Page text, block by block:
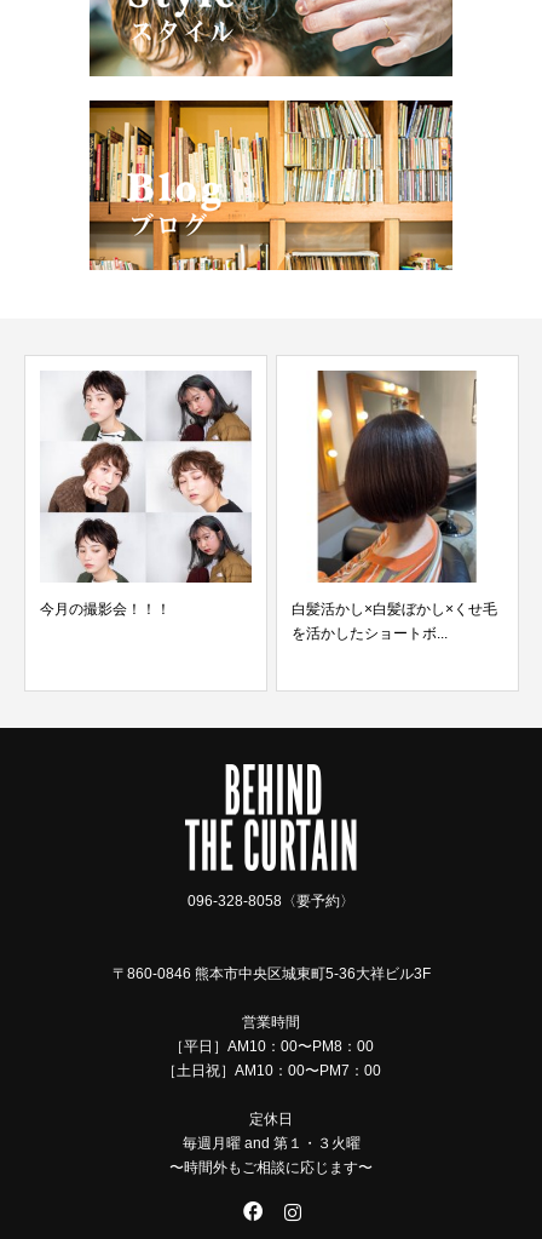
白髪活かし×白髪ぼかし×くせ毛
ハッシュカット×レイヤーカット
×レイヤーミディ
096-328-8058〈要予約〉
〒860-0846 熊本市中央区城東町5-36大祥ビル3F
営業時間
［平日］AM10：00〜PM8：00
［土日祝］AM10：00〜PM7：00
定休日
毎週月曜 and 第１・３火曜
〜時間外もご相談に応じます〜